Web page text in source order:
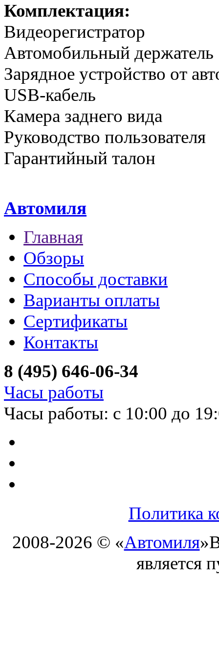
Комплектация:
Видеорегистратор
Автомобильный держатель
Зарядное устройство от
USB-кабель
Камера заднего вида
Руководство пользователя
Гарантийный талон
Автомиля
Главная
Обзоры
Способы доставки
Варианты оплаты
Сертификаты
Контакты
8 (495) 646-06-34
Часы работы
Часы работы: с 10:00 до
Политика
2008-2026 © «Автомиля»
является